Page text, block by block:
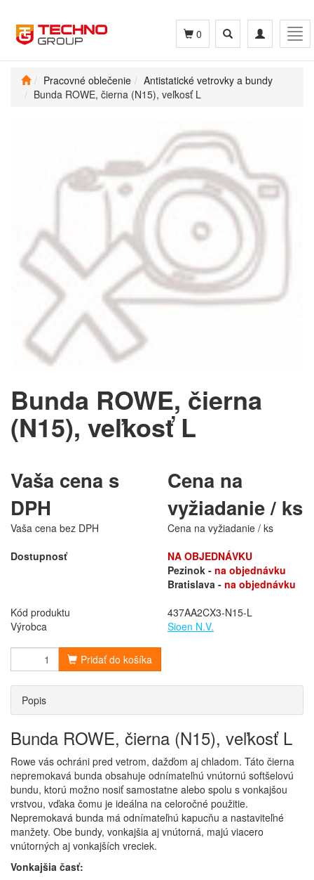
Toggle
navigation
Toggle
search
0
Pracovné oblečenie
Antistatické vetrovky a bundy
Bunda ROWE, čierna (N15), veľkosť L
Bunda ROWE, čierna
(N15), veľkosť L
Vaša cena s
DPH
Cena na
vyžiadanie / ks
Vaša cena bez DPH
Cena na vyžiadanie / ks
Dostupnosť
NA OBJEDNÁVKU
Pezinok - na objednávku
Bratislava - na objednávku
Kód produktu
437AA2CX3-N15-L
Výrobca
Sioen N.V.
Pridať do košíka
Popis
Bunda ROWE, čierna (N15), veľkosť L
Rowe vás ochráni pred vetrom, dažďom aj chladom. Táto čierna
nepremokavá bunda obsahuje odnímateľnú vnútornú softšelovú
bundu, ktorú možno nosiť samostatne alebo spolu s vonkajšou
vrstvou, vďaka čomu je ideálna na celoročné použitie.
Nepremokavá bunda má odnímateľnú kapucňu a nastaviteľné
manžety. Obe bundy, vonkajšia aj vnútorná, majú viacero
vnútorných aj vonkajších vreciek.
Vonkajšia časť: